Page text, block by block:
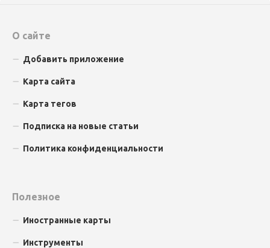
О сайте
Добавить приложение
Карта сайта
Карта тегов
Подписка на новые статьи
Политика конфиденциальности
Полезное
Иностранные карты
Инструменты